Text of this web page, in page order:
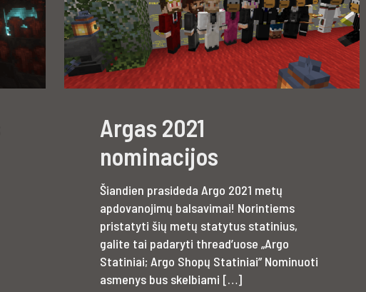
Argas 2021
nominacijos
Šiandien prasideda Argo 2021 metų
apdovanojimų balsavimai! Norintiems
pristatyti šių metų statytus statinius,
galite tai padaryti thread’uose „Argo
Statiniai; Argo Shopų Statiniai” Nominuoti
asmenys bus skelbiami […]